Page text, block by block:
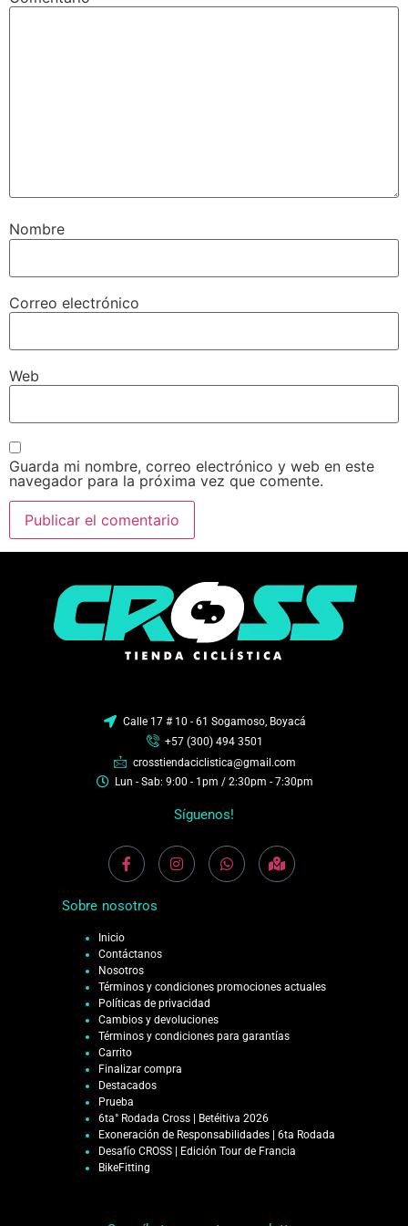
Nombre
Correo electrónico
Web
Guarda mi nombre, correo electrónico y web en este
navegador para la próxima vez que comente.
Calle 17 # 10 - 61 Sogamoso, Boyacá
+57 (300) 494 3501
crosstiendaciclistica@gmail.com
Lun - Sab: 9:00 - 1pm / 2:30pm - 7:30pm
Síguenos!
Sobre nosotros
Inicio
Contáctanos
Nosotros
Términos y condiciones promociones actuales
Políticas de privacidad
Cambios y devoluciones
Términos y condiciones para garantías
Carrito
Finalizar compra
Destacados
Prueba
6ta° Rodada Cross | Betéitiva 2026
Exoneración de Responsabilidades | 6ta Rodada
Desafío CROSS | Edición Tour de Francia
BikeFitting